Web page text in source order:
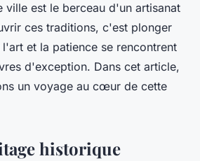
ville est le berceau d'un artisanat
ces traditions, c'est plonger
et la patience se rencontrent
d'exception. Dans cet article,
un voyage au cœur de cette
historique